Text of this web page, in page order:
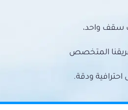
سقف واحد،
المتخصص
ودقة.